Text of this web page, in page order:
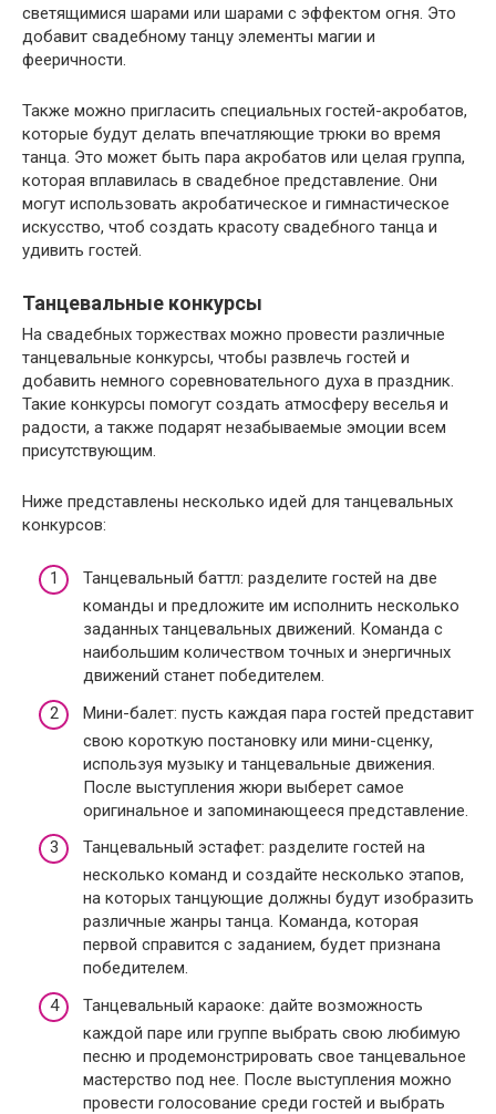
светящимися шарами или шарами с эффектом огня. Это
добавит свадебному танцу элементы магии и
фееричности.
Также можно пригласить специальных гостей-акробатов,
которые будут делать впечатляющие трюки во время
танца. Это может быть пара акробатов или целая группа,
которая вплавилась в свадебное представление. Они
могут использовать акробатическое и гимнастическое
искусство, чтоб создать красоту свадебного танца и
удивить гостей.
Танцевальные конкурсы
На свадебных торжествах можно провести различные
танцевальные конкурсы, чтобы развлечь гостей и
добавить немного соревновательного духа в праздник.
Такие конкурсы помогут создать атмосферу веселья и
радости, а также подарят незабываемые эмоции всем
присутствующим.
Ниже представлены несколько идей для танцевальных
конкурсов:
Танцевальный баттл: разделите гостей на две
команды и предложите им исполнить несколько
заданных танцевальных движений. Команда с
наибольшим количеством точных и энергичных
движений станет победителем.
Мини-балет: пусть каждая пара гостей представит
свою короткую постановку или мини-сценку,
используя музыку и танцевальные движения.
После выступления жюри выберет самое
оригинальное и запоминающееся представление.
Танцевальный эстафет: разделите гостей на
несколько команд и создайте несколько этапов,
на которых танцующие должны будут изобразить
различные жанры танца. Команда, которая
первой справится с заданием, будет признана
победителем.
Танцевальный караоке: дайте возможность
каждой паре или группе выбрать свою любимую
песню и продемонстрировать свое танцевальное
мастерство под нее. После выступления можно
провести голосование среди гостей и выбрать